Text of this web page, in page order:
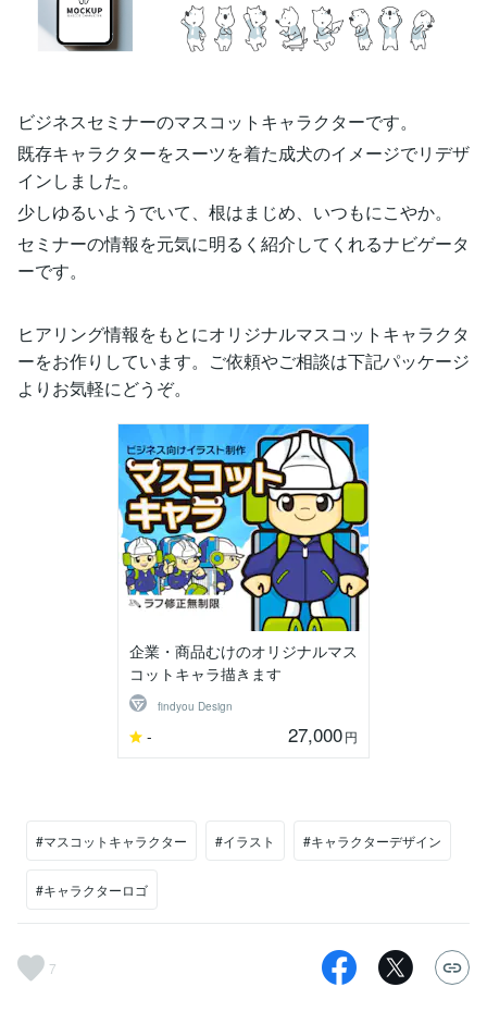
ビジネスセミナーのマスコットキャラクターです。
既存キャラクターをスーツを着た成犬のイメージでリデザ
インしました。
少しゆるいようでいて、根はまじめ、いつもにこやか。
セミナーの情報を元気に明るく紹介してくれるナビゲータ
ーです。
ヒアリング情報をもとにオリジナルマスコットキャラクタ
ーをお作りしています。ご依頼やご相談は下記パッケージ
よりお気軽にどうぞ。
企業・商品むけのオリジナルマス
コットキャラ描きます
findyou Design
- 27,000円
#マスコットキャラクター #イラスト #キャラクターデザイン
#キャラクターロゴ
7